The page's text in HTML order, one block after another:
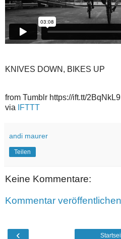
KNIVES DOWN, BIKES UP
from Tumblr https://ift.tt/2BqNkL9
via
IFTTT
andi maurer
Teilen
Keine Kommentare:
Kommentar veröffentlichen
‹